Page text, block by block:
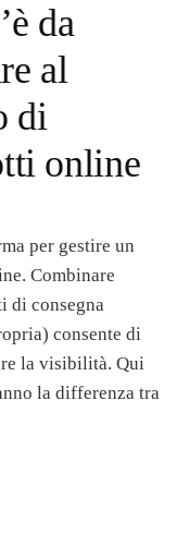
da
al
di
online
per gestire un
Combinare
di consegna
consente di
la visibilità. Qui
la differenza tra